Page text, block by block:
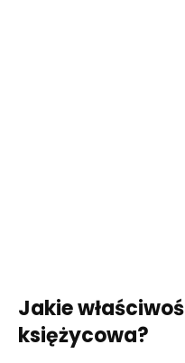
Jakie
księżycowa?